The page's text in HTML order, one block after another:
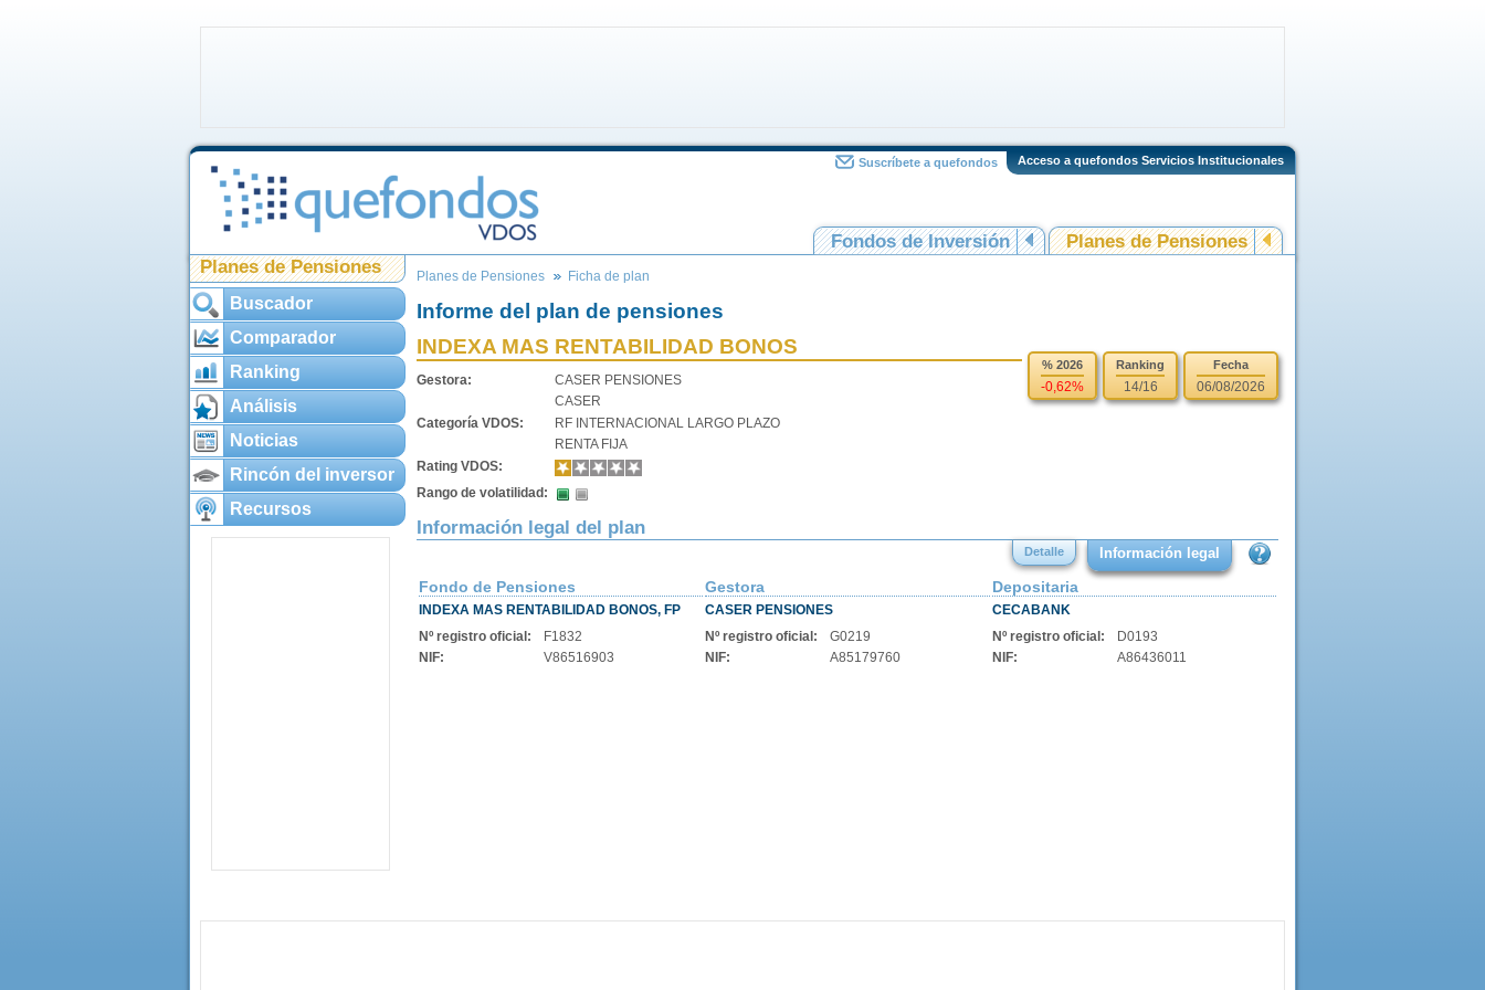
Acceso a quefondos Servicios Institucionales
Suscríbete a quefondos
Fondos de Inversión
Planes de Pensiones
Planes de Pensiones
Buscador
Comparador
Ranking
Análisis
Noticias
Rincón del inversor
Recursos
Planes de Pensiones Ficha de plan
Informe del plan de pensiones
INDEXA MAS RENTABILIDAD BONOS
Gestora:
CASER PENSIONES
CASER
Categoría VDOS:
RF INTERNACIONAL LARGO PLAZO
RENTA FIJA
Rating VDOS:
Rango de volatilidad:
% 2026
-0,62%
Ranking
14/16
Fecha
06/08/2026
Información legal del plan
Detalle Información legal
Fondo de Pensiones
INDEXA MAS RENTABILIDAD BONOS, FP
Nº registro oficial:
F1832
NIF:
V86516903
Gestora
CASER PENSIONES
Nº registro oficial:
G0219
NIF:
A85179760
Depositaria
CECABANK
Nº registro oficial:
D0193
NIF:
A86436011